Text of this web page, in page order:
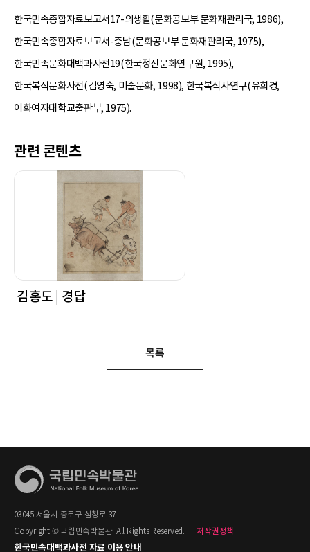
한국민속종합자료보고서17-의생활(문화공보부 문화재관리국, 1986),
한국민속종합자료보고서-충남(문화공보부 문화재관리국, 1975),
한국민족문화대백과사전19(한국정신문화연구원, 1995),
한국복식문화사전(김영숙, 미술문화, 1998), 한국복식사연구(유희경,
이화여자대학교출판부, 1975).
관련 콘텐츠
김홍도 | 경답
목록
03045 서울시 종로구 삼청로 37
Copyright © 국립민속박물관. All Rights Reserved.
저작권정책
한국민속대백과사전 자료 이용 안내